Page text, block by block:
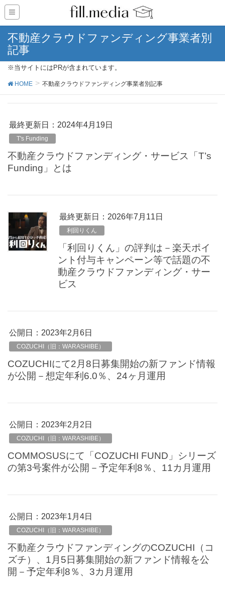
不動産クラウドファンディング事業者別
記事
※当サイトにはPRが含まれています。
HOME 不動産クラウドファンディング事業者別記事
最終更新日：2024年4月19日
T's Funding
不動産クラウドファンディング・サービス「T’s
Funding」とは
最終更新日：2026年7月11日
利回りくん
「利回りくん」の評判は－楽天ポイ
ント付与キャンペーン等で話題の不
動産クラウドファンディング・サー
ビス
公開日： 2023年2月6日
COZUCHI（旧：WARASHIBE）
COZUCHIにて2月8日募集開始の新ファンド情報
が公開－想定年利6.0％、24ヶ月運用
公開日： 2023年2月2日
COZUCHI（旧：WARASHIBE）
COMMOSUSにて「COZUCHI FUND」シリーズ
の第3号案件が公開－予定年利8％、11カ月運用
公開日： 2023年1月4日
COZUCHI（旧：WARASHIBE）
不動産クラウドファンディングのCOZUCHI（コ
ズチ）、1月5日募集開始の新ファンド情報を公
開－予定年利8％、3カ月運用